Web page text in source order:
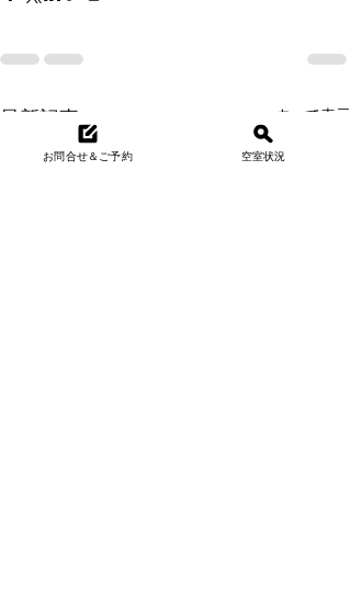
最新記事 すべて表示
お問合せ＆ご予約 空室状況